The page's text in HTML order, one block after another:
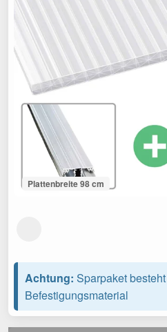
Plattenbreite 98 cm
Achtung: Sparpaket
Befestigungsmaterial